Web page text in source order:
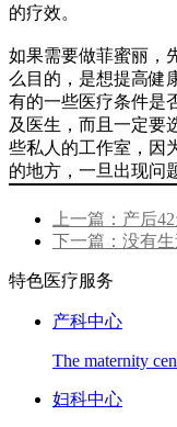
的疗效。
如果需要做菲蜜丽，
么目的，是想提高健
有的一些医疗条件是
及医生，而且一定要
些私人的工作室，因
的地方，一旦出现问
上一篇：产后
下一篇：没有
特色医疗服务
产科中心
The maternity
妇科中心